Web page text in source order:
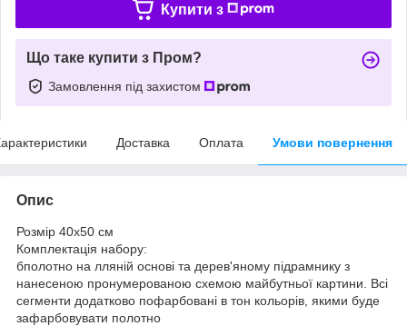
Купити з
Що таке купити з Пром?
Замовлення під захистом
Доставка Оплата Умови повернення
Опис
Розмір 40x50 см
Комплектація набору:
бполотно на лляній основі та дерев'яному підрамнику з
нанесеною пронумерованою схемою майбутньої картини. Всі
сегменти додатково пофарбовані в тон кольорів, якими буде
зафарбовувати полотно